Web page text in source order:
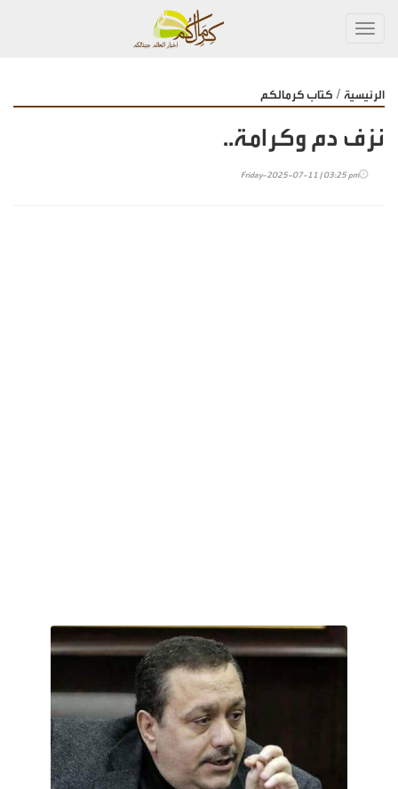
الرئيسية / كتاب كرمالكم
نزف دم وكرامة..
Friday-2025-07-11 | 03:25 pm